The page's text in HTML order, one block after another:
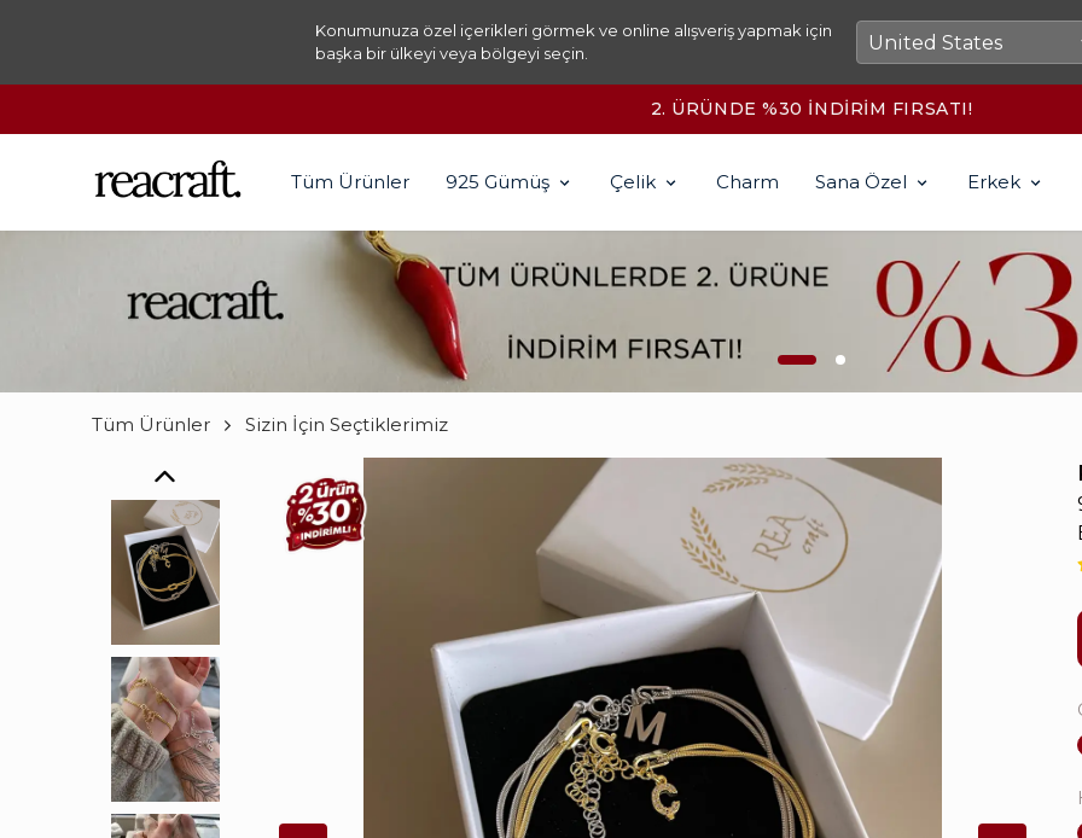
Konumunuza özel içerikleri görmek ve online alışveriş yapmak için
başka bir ülkeyi veya bölgeyi seçin.
2500₺ ÜZERİ KARGO ÜCRETSİZ!
Tüm Ürünler 925 Gümüş Çelik Charm Sana Özel Erkek
Tüm Ürünler Sizin İçin Seçtiklerimiz